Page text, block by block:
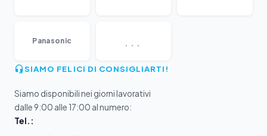
Panasonic
SIAMO FELICI DI CONSIGLIARTI!
Siamo disponibili nei giorni lavorativi
dalle 9:00 alle 17:00 al numero:
Tel.: